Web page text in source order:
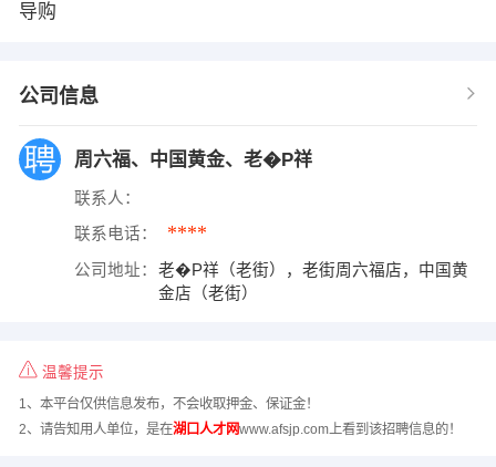
导购
公司信息
周六福、中国黄金、老�P祥
联系人：
联系电话： ****
公司地址：
老�P祥（老街），老街周六福店，中国黄
金店（老街）
温馨提示
1、本平台仅供信息发布，不会收取押金、保证金！
2、请告知用人单位，是在湖口人才网www.afsjp.com上看到该招聘信息的！